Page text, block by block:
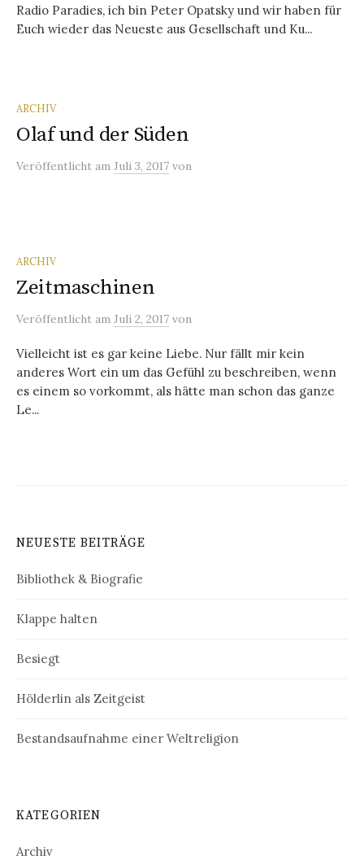
Radio Paradies, ich bin Peter Opatsky und wir haben für
Euch wieder das Neueste aus Gesellschaft und Ku...
ARCHIV
Olaf und der Süden
Veröffentlicht am Juli 3, 2017 von
ARCHIV
Zeitmaschinen
Veröffentlicht am Juli 2, 2017 von
Vielleicht ist es gar keine Liebe. Nur fällt mir kein
anderes Wort ein um das Gefühl zu beschreiben, wenn
es einem so vorkommt, als hätte man schon das ganze
Le...
NEUESTE BEITRÄGE
Bibliothek & Biografie
Klappe halten
Besiegt
Hölderlin als Zeitgeist
Bestandsaufnahme einer Weltreligion
KATEGORIEN
Archiv